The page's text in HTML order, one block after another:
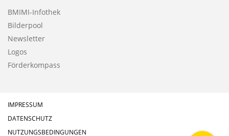
BMIMI-Infothek
Bilderpool
Newsletter
Logos
Förderkompass
IMPRESSUM
DATENSCHUTZ
NUTZUNGSBEDINGUNGEN